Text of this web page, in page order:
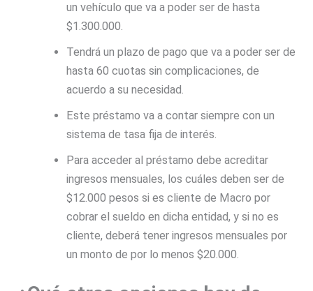
un vehículo que va a poder ser de hasta
$1.300.000.
Tendrá un plazo de pago que va a poder ser de
hasta 60 cuotas sin complicaciones, de
acuerdo a su necesidad.
Este préstamo va a contar siempre con un
sistema de tasa fija de interés.
Para acceder al préstamo debe acreditar
ingresos mensuales, los cuáles deben ser de
$12.000 pesos si es cliente de Macro por
cobrar el sueldo en dicha entidad, y si no es
cliente, deberá tener ingresos mensuales por
un monto de por lo menos $20.000.